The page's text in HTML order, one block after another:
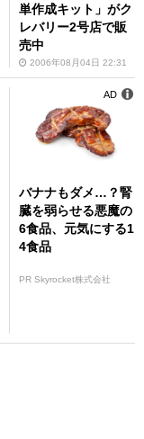
単作成キット」がク
レバリー2号店で販
売中
2006年08月04日 22:31
バナナもダメ…？腎
臓を弱らせる悪魔の
6食品、元気にする1
4食品
PR Skyrocket株式会社
AD